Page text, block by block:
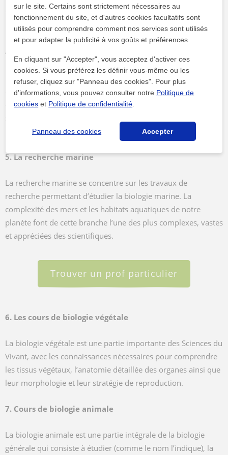
fonctionnement de la cellule au niveau moléculaire
microscopique.
4. Les cours de biologie marine
La biologie marine, comme son nom l'indique, permet
d’étudier de manière scientifique les organismes et les
écosystèmes marins, littoraux ainsi qu'estuariens. Cette
liés à l’eau de mer, comme les oiseaux marins.
5. La recherche marine
La recherche marine se concentre sur les travaux de
recherche permettant d’étudier la biologie marine. La
complexité des mers et les habitats aquatiques de notre
planète font de cette branche l’une des plus complexes, vastes
et appréciées des scientifiques.
Trouver un prof particulier
6. Les cours de biologie végétale
La biologie végétale est une partie importante des Sciences du
Vivant, avec les connaissances nécessaires pour comprendre
les tissus végétaux, l’anatomie détaillée des organes ainsi que
leur morphologie et leur stratégie de reproduction.
7. Cours de biologie animale
La biologie animale est une partie intégrale de la biologie
générale qui consiste à étudier (comme le nom l’indique), la
sur le site. Certains sont strictement nécessaires au
fonctionnement du site, et d'autres cookies facultatifs sont
utilisés pour comprendre comment nos services sont utilisés
et pour adapter la publicité à vos goûts et préférences.
En cliquant sur "Accepter", vous acceptez d'activer ces
cookies. Si vous préférez les définir vous-même ou les
refuser, cliquez sur "Panneau des cookies". Pour plus
d'informations, vous pouvez consulter notre Politique de
cookies et Politique de confidentialité
Panneau des cookies Accepter